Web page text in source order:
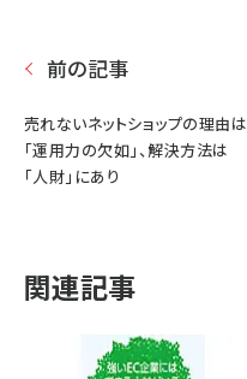
前の記事
売れないネットショップの理由は
「運用力の欠如」、解決方法は
「人財」にあり
関連記事